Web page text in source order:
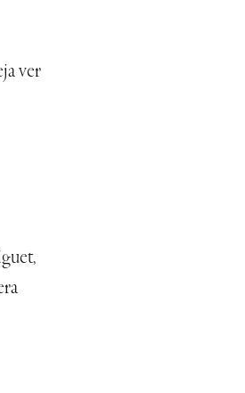
ver